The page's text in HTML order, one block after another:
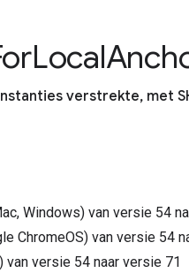
Local
verstrekte, met
Windows) van versie 54
ChromeOS) van versie 54
van versie 54 naar versie 71